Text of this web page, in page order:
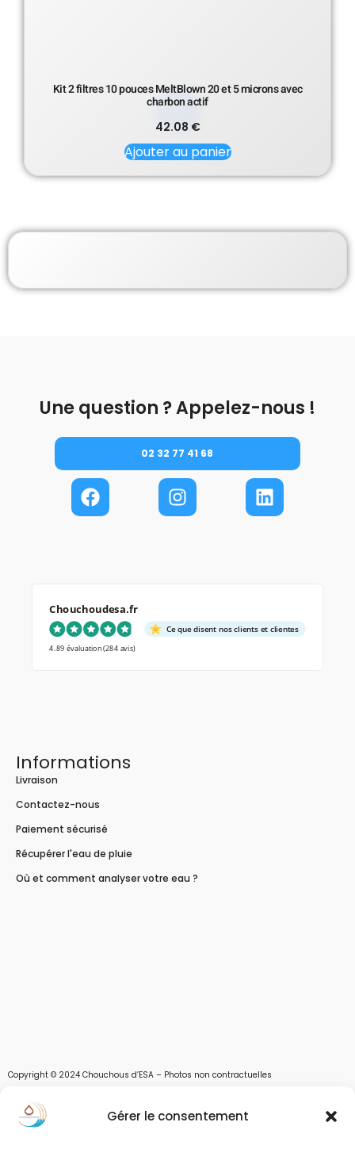
Gérer le consentement
Kit 2 filtres 10 pouces MeltBlown 20 et 5 microns avec
charbon actif
42.08 €
Ajouter au panier
Une question ? Appelez-nous !
02 32 77 41 68
Chouchoudesa.fr
Ce que disent nos clients et clientes
4.89 évaluation(284 avis)
Informations
Livraison
Contactez-nous
Paiement sécurisé
Récupérer l'eau de pluie
Où et comment analyser votre eau ?
Copyright © 2024 Chouchous d’ESA – Photos non contractuelles
Les chouchous d’Esa vous apportent toutes les solutions pour récupérer l’eau de
pluie, et des moyens pour stocker, filtrer, traiter et potabiliser l’eau d’un forage,